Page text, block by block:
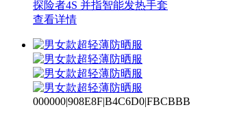
探险者4S 并指智能发热手套
查看详情
000000|908E8F|B4C6D0|FBCBBB